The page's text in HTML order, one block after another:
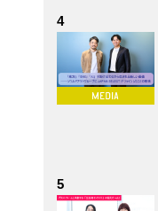
4
5